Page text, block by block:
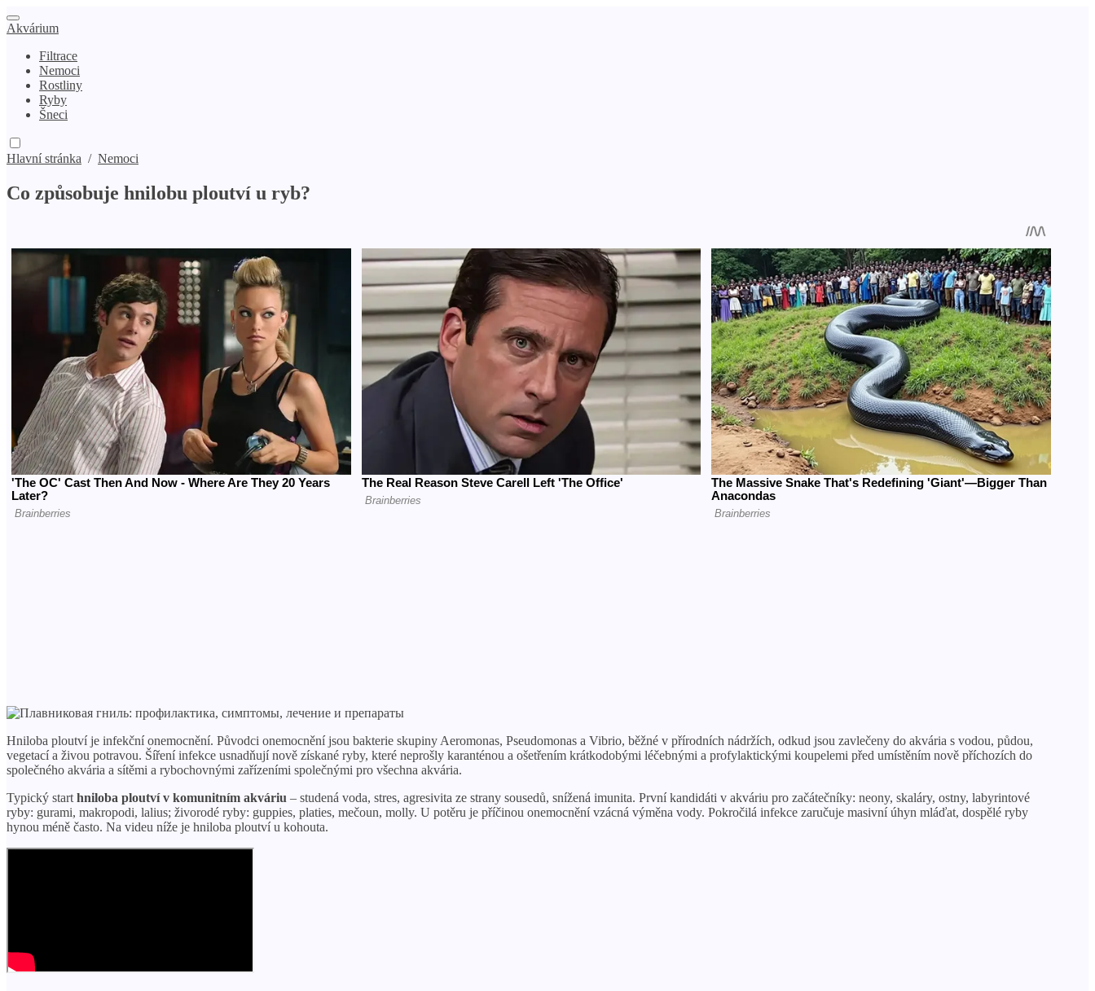
Akvárium
Filtrace
Nemoci
Rostliny
Ryby
Šneci
Hlavní stránka / Nemoci
Co způsobuje hnilobu ploutví u ryb?
Hniloba ploutví je infekční onemocnění. Původci onemocnění jsou bakterie skupiny Aeromonas, Pseudomonas a Vibrio, běžné v přírodních nádržích, odkud jsou zavlečeny do akvária s vodou, půdou,
vegetací a živou potravou. Šíření infekce usnadňují nově získané ryby, které neprošly karanténou a ošetřením krátkodobými léčebnými a profylaktickými koupelemi před umístěním nově příchozích do
společného akvária a sítěmi a rybochovnými zařízeními společnými pro všechna akvária.
Typický start hniloba ploutví v komunitním akváriu – studená voda, stres, agresivita ze strany sousedů, snížená imunita. První kandidáti v akváriu pro začátečníky: neony, skaláry, ostny, labyrintové
ryby: gurami, makropodi, lalius; živorodé ryby: guppies, platies, mečoun, molly. U potěru je příčinou onemocnění vzácná výměna vody. Pokročilá infekce zaručuje masivní úhyn mláďat, dospělé ryby
hynou méně často. Na videu níže je hniloba ploutví u kohouta.